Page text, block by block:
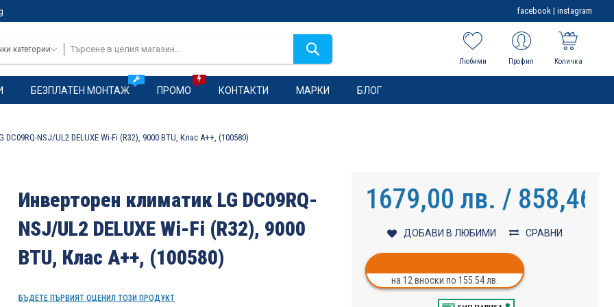
facebook | instagram
категории
Любими Профил Количка
БЕЗПЛАТЕН МОНТАЖ ПРОМО КОНТАКТИ МАРКИ БЛОГ
NSJ/UL2 DELUXE Wi-Fi (R32), 9000 BTU, Клас A++, (100580)
Инверторен климатик LG DC09RQ-
NSJ/UL2 DELUXE Wi-Fi (R32), 9000
BTU, Клас A++, (100580)
БЪДЕТЕ ПЪРВИЯТ ОЦЕНИЛ ТОЗИ ПРОДУКТ
1679,00 лв. / 858,46 €
ДОБАВИ В ЛЮБИМИ СРАВНИ
на 12 вноски по 155.54 лв.